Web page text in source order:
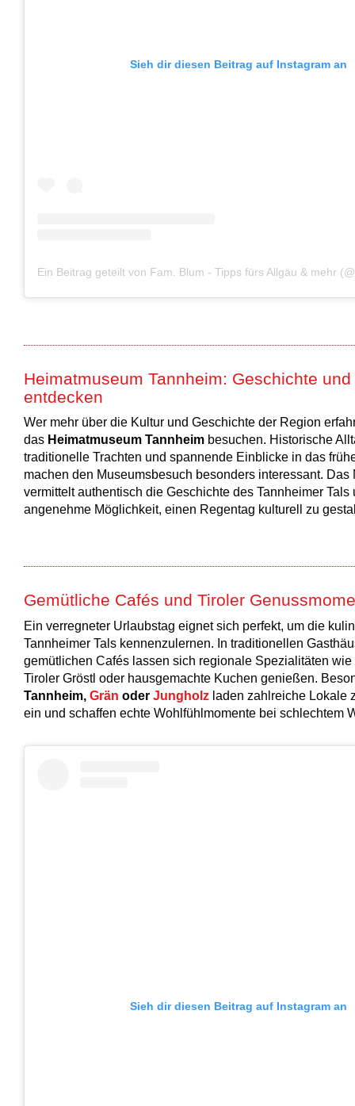
Sieh dir diesen Beitrag auf Instagram an
Heimatmuseum Tannheim: Geschichte
entdecken
Wer mehr über die Kultur und Geschichte der Region
das Heimatmuseum Tannheim besuchen. Historische
traditionelle Trachten und spannende Einblicke in das
machen den Museumsbesuch besonders interessant. Das
vermittelt authentisch die Geschichte des Tannheimer Tals
angenehme Möglichkeit, einen Regentag kulturell zu
Gemütliche Cafés und Tiroler
Ein verregneter Urlaubstag eignet sich perfekt, um die
Tannheimer Tals kennenzulernen. In traditionellen
gemütlichen Cafés lassen sich regionale Spezialitäten
Tiroler Gröstl oder hausgemachte Kuchen genießen.
Tannheim, Grän oder Jungholz laden zahlreiche Lokale
ein und schaffen echte Wohlfühlmomente bei schlechtem
Sieh dir diesen Beitrag auf Instagram an